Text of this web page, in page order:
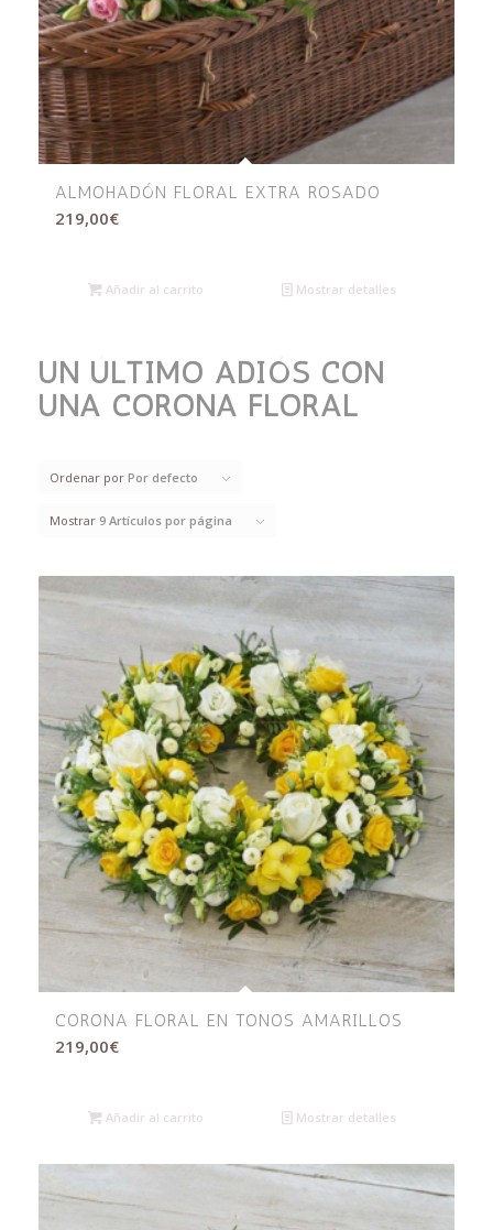
ALMOHADÓN FLORAL EXTRA ROSADO
219,00€
Añadir al carrito Mostrar detalles
UN ÚLTIMO ADIÓS CON
UNA CORONA FLORAL
Ordenar por Por defecto
Mostrar 9 Artículos por página
CORONA FLORAL EN TONOS AMARILLOS
219,00€
Añadir al carrito Mostrar detalles